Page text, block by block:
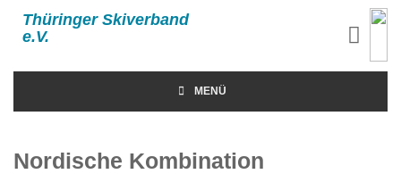
Thüringer Skiverband
e.V.
MENÜ
Nordische Kombination